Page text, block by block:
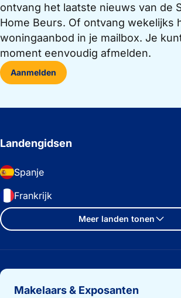
ontvang het laatste nieuws van de
Home Beurs. Of ontvang wekelijks
woningaanbod in je mailbox. Je
moment eenvoudig afmelden.
Aanmelden
Landengidsen
Spanje
Frankrijk
Meer landen tonen
Belangrijke links
Makelaars & Exposanten